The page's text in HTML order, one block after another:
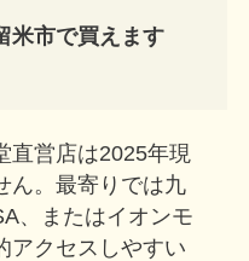
米市で買えます
直営店は2025年現
ん。最寄りでは九
、またはイオンモ
アクセスしやすい